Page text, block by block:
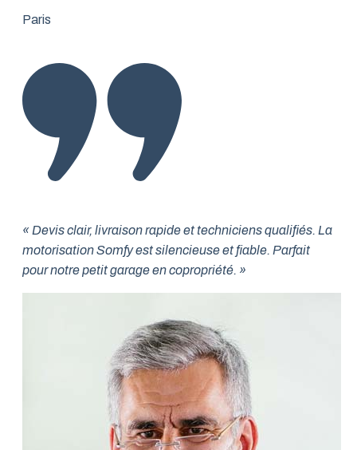
Paris
« Devis clair, livraison rapide et techniciens qualifiés. La
motorisation Somfy est silencieuse et fiable. Parfait
pour notre petit garage en copropriété. »